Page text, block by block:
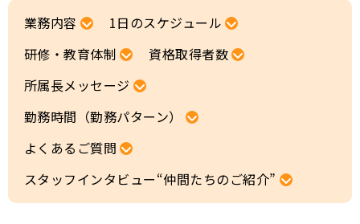
職場 突撃レポート
採用Q&A
仲間たちのご紹介
業務内容
1日のスケジュール
研修・教育体制
資格取得者数
所属長メッセージ
勤務時間（勤務パターン）
よくあるご質問
スタッフインタビュー“仲間たちのご紹介”